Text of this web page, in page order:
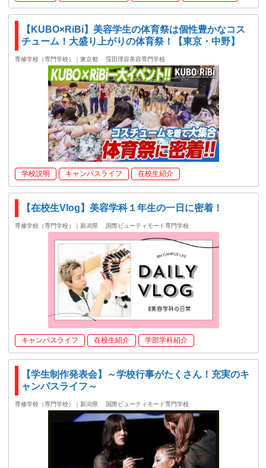
【KUBO×RiBi】美容学生の体育祭は個性豊かなコス
チューム！大盛り上がりの体育祭！【東京・中野】
専修学校（専門学校）｜東京都 窪田理容美容専門学校
学校説明 キャンパスライフ 在校生紹介
【在校生Vlog】美容学科１年生の一日に密着！
専修学校（専門学校）｜新潟県 国際ビューティモード専門学校
キャンパスライフ 在校生紹介 学部学科紹介
【学生制作発表会】～学校行事がたくさん！充実のキ
ャンパスライフ～
専修学校（専門学校）｜新潟県 国際ビューティモード専門学校